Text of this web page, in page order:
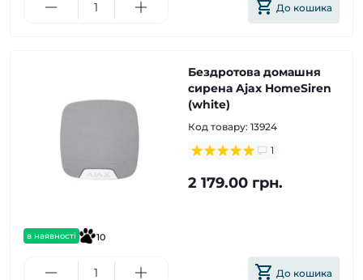
До кошика
в наявності 10
Бездротова домашня
сирена Ajax HomeSiren
(white)
Код товару: 13924
1
2 179.00 грн.
До кошика